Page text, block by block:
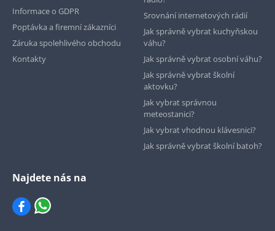
Informace o GDPR
Poptávka a firemní zákazníci
Záruka spolehlivého obchodu
Kontakty
Srovnání internetových rádií
Jak správně vybrat kuchyňskou
váhu?
Jak správně vybrat osobní váhu?
Jak správně vybrat školní
aktovku?
Jak vybrat správnou
meteostanici?
Jak vybrat vhodnou klávesnici?
Jak správně vybrat školní batoh?
Najdete nás na